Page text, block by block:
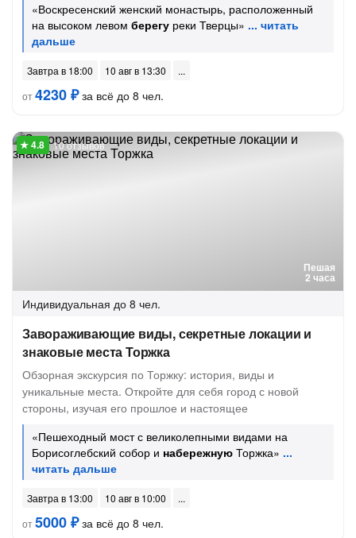
«Воскресенский женский монастырь, расположенный
на высоком левом берегу реки Тверцы»
Завтра в 18:00
10 авг в 13:30
от4230 ₽за всё до 8 чел.
Пешая
2 часа
10 отзывов
Индивидуальная до 8 чел.
Завораживающие виды, секретные локации и
знаковые места Торжка
Обзорная экскурсия по Торжку: история, виды и
уникальные места. Откройте для себя город с новой
стороны, изучая его прошлое и настоящее
«Пешеходный мост с великолепными видами на
Борисоглебский собор и набережную Торжка»
Завтра в 13:00
10 авг в 10:00
от5000 ₽за всё до 8 чел.